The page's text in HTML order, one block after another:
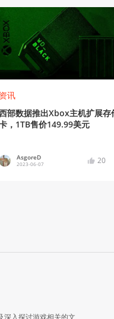
资讯
部数据推出Xbox主机扩展存
，1TB售价149.99美元
AsgoreD
2023-06-07 20
深入探讨游戏相关的文